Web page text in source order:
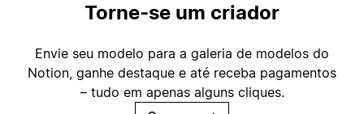
Torne-se um criador
Envie seu modelo para a galeria de modelos do
Notion, ganhe destaque e até receba pagamentos
– tudo em apenas alguns cliques.